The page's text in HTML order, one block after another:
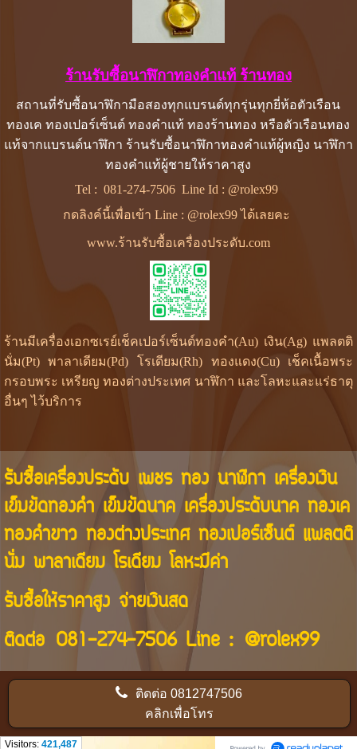
ร้านรับซื้อนาฬิกาทองคําแท้ ร้านทอง
สถานที่รับซื้อนาฬิกามือสองทุกแบรนด์ทุกรุ่นทุกยี่ห้อตัวเรือน
ทองเค ทองเปอร์เซ็นต์ ทองคำแท้ ทองร้านทอง หรือตัวเรือนทอง
แท้จากแบรนด์นาฬิกา ร้านรับซื้อนาฬิกาทองคำแท้ผู้หญิง นาฬิกา
ทองคำแท้ผู้ชายให้ราคาสูง
Tel :081-274-7506 Line Id : @rolex99
กดลิงค์นี้เพื่อเข้า Line : @rolex99 ได้เลยคะ
www.ร้านรับซื้อเครื่องประดับ.com
ร้านมีเครื่องเอกซเรย์เช็คเปอร์เซ็นต์ทองคำ(Au) เงิน(Ag) แพลตติ
นั่ม(Pt) พาลาเดียม(Pd) โรเดียม(Rh) ทองแดง(Cu) เช็คเนื้อพระ
กรอบพระ เหรียญ ทองต่างประเทศ นาฬิกา และโลหะและแร่ธาตุ
อื่นๆ ไว้บริการ
รับซื้อเครื่องประดับ เพชร ทอง นาฬิกา เครื่องเงิน
เข็มขัดทองคำ เข็มขัดนาค เครื่องประดับนาค ทองเค
ทองคำขาว ทองต่างประเทศ ทองเปอร์เซ็นต์ แพลตติ
นั่ม พาลาเดียม โรเดียม โลหะมีค่า
รับซื้อให้ราคาสูง จ่ายเงินสด
ติดต่อ 081-274-7506Line : @rolex99
ติดต่อ0812747506
คลิกเพื่อโทร
Visitors: 421,487